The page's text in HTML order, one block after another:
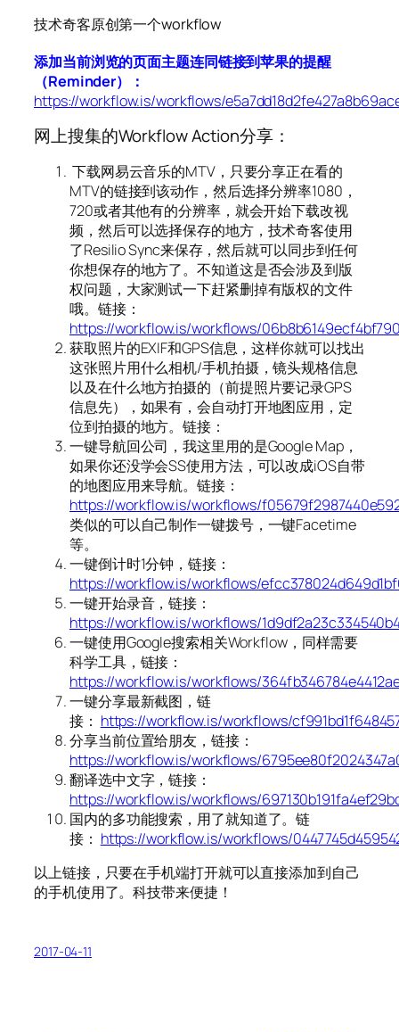
技术奇客原创第一个workflow
添加当前浏览的页面主题连同链接到苹果的提醒
（Reminder）：
https://workflow.is/workflows/
网上搜集的Workflow Action分享：
下载网易云音乐的MTV，只要分享正在看的
MTV的链接到该动作，然后选择分辨率1080，
720或者其他有的分辨率，就会开始下载改视
频，然后可以选择保存的地方，技术奇客使用
了Resilio Sync来保存，然后就可以同步到任何
你想保存的地方了。不知道这是否会涉及到版
权问题，大家测试一下赶紧删掉有版权的文件
哦。链接：
https://workflow.is/workflows/
获取照片的EXIF和GPS信息，这样你就可以找出
这张照片用什么相机/手机拍摄，镜头规格信息
以及在什么地方拍摄的（前提照片要记录GPS
信息先），如果有，会自动打开地图应用，定
位到拍摄的地方。链接：
一键导航回公司，我这里用的是Google Map，
如果你还没学会SS使用方法，可以改成iOS自带
的地图应用来导航。链接：
https://workflow.is/workflows/
类似的可以自己制作一键拨号，一键Facetime
等。
一键倒计时1分钟，链接：
https://workflow.is/workflows/
一键开始录音，链接：
https://workflow.is/workflows/
一键使用Google搜索相关Workflow，同样需要
科学工具，链接：
https://workflow.is/workflows/
一键分享最新截图，链
接： https://workflow.is/workflows/
分享当前位置给朋友，链接：
https://workflow.is/workflows/
翻译选中文字，链接：
https://workflow.is/workflows/
国内的多功能搜索，用了就知道了。链
接： https://workflow.is/workflows/
以上链接，只要在手机端打开就可以直接添加到自己
的手机使用了。科技带来便捷！
2017-04-11